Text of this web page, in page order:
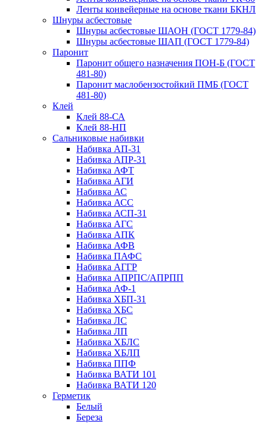
Ленты конвейерные на основе ткани БКНЛ
Шнуры асбестовые
Шнуры асбестовые ШАОН (ГОСТ 1779-84)
Шнуры асбестовые ШАП (ГОСТ 1779-84)
Паронит
Паронит общего назначения ПОН-Б (ГОСТ
481-80)
Паронит маслобензостойкий ПМБ (ГОСТ
481-80)
Клей
Клей 88-СА
Клей 88-НП
Сальниковые набивки
Набивка АП-31
Набивка АПР-31
Набивка АФТ
Набивка АГИ
Набивка АС
Набивка АСС
Набивка АСП-31
Набивка АГС
Набивка АПК
Набивка АФВ
Набивка ПАФС
Набивка АГГР
Набивка АПРПС/АПРПП
Набивка АФ-1
Набивка ХБП-31
Набивка ХБС
Набивка ЛС
Набивка ЛП
Набивка ХБЛС
Набивка ХБЛП
Набивка ППФ
Набивка ВАТИ 101
Набивка ВАТИ 120
Герметик
Белый
Береза